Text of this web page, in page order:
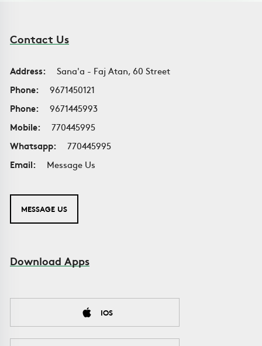
Contact Us
Address:
Sana'a - Faj Atan, 60 Street
Phone:
9671450121
Phone:
9671445993
Mobile:
770445995
Whatsapp:
770445995
Email:
Message Us
MESSAGE US
Download Apps
IOS